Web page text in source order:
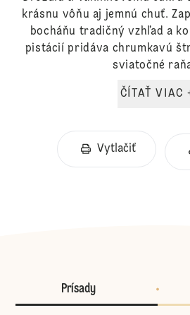
krásnu vôňu aj jemnú chuť.
bocháňu tradičný vzhľad a
pistácií pridáva chrumkavú
sviatočné
Vytlačiť
Prísady